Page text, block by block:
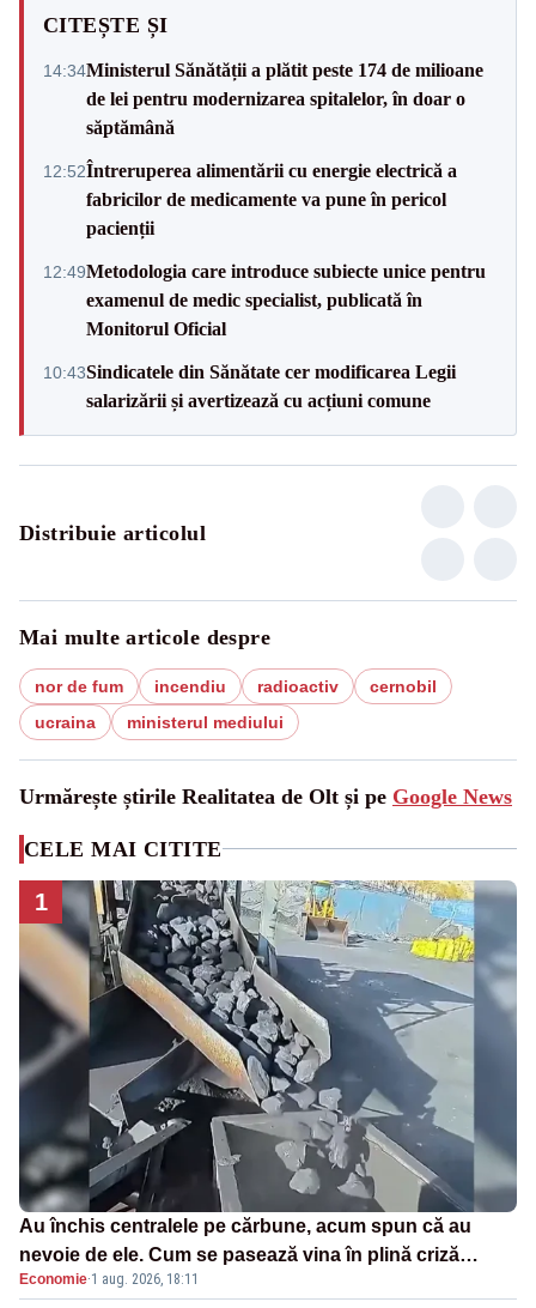
CITEȘTE ȘI
14:34Ministerul Sănătății a plătit peste 174 de milioane
de lei pentru modernizarea spitalelor, în doar o
săptămână
12:52Întreruperea alimentării cu energie electrică a
fabricilor de medicamente va pune în pericol
pacienții
12:49Metodologia care introduce subiecte unice pentru
examenul de medic specialist, publicată în
Monitorul Oficial
10:43Sindicatele din Sănătate cer modificarea Legii
salarizării și avertizează cu acțiuni comune
Distribuie articolul
Mai multe articole despre
nor de fum incendiu radioactiv
cernobil
ucraina
ministerul mediului
Urmărește știrile Realitatea de Olt și pe Google News
CELE MAI CITITE
1
Au închis centralele pe cărbune, acum spun că au
nevoie de ele. Cum se pasează vina în plină criză
energetică
Economie·1 aug. 2026, 18:11